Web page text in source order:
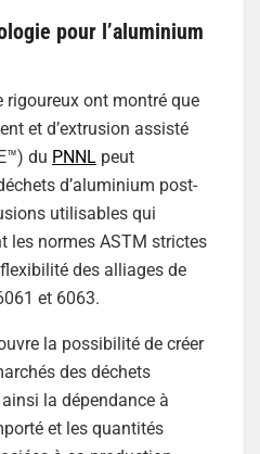
pour l’aluminium
rigoureux ont montré que
et d’extrusion assisté
du PNNL peut
d’aluminium post-
utilisables qui
les normes ASTM strictes
des alliages de
et 6063.
la possibilité de créer
des déchets
la dépendance à
et les quantités